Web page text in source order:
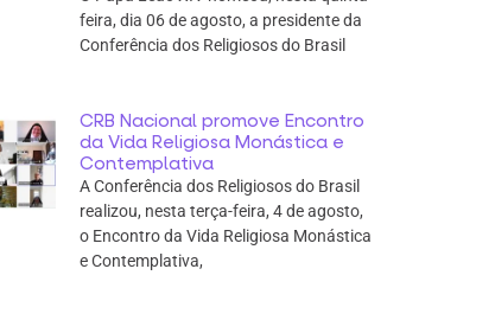
feira, dia 06 de agosto, a presidente da
Conferência dos Religiosos do Brasil
CRB Nacional promove Encontro
da Vida Religiosa Monástica e
Contemplativa
A Conferência dos Religiosos do Brasil
realizou, nesta terça-feira, 4 de agosto,
o Encontro da Vida Religiosa Monástica
e Contemplativa,